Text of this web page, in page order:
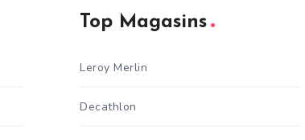
Top Magasins
Leroy Merlin
Decathlon